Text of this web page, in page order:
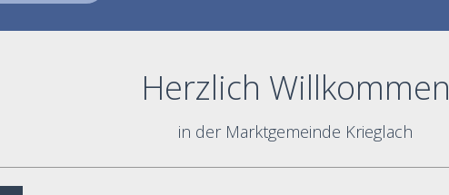
Herzlich Willkommen
in der Marktgemeinde Krieglach